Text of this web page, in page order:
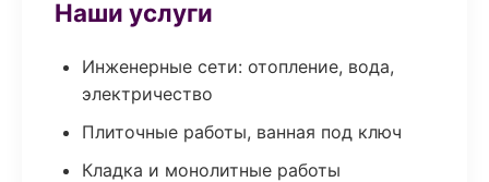
Наши услуги
Инженерные сети: отопление, вода,
электричество
Плиточные работы, ванная под ключ
Кладка и монолитные работы